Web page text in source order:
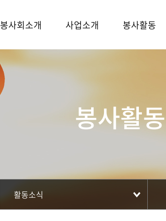
봉사회소개 사업소개 봉사활동
봉사활동
활동소식